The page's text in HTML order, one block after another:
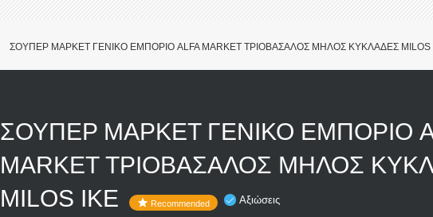
ΣΟΥΠΕΡ ΜΑΡΚΕΤ ΓΕΝΙΚΟ ΕΜΠΟΡΙΟ ALFA MARKET ΤΡΙΟΒΑΣΑΛΟΣ ΜΗΛΟΣ ΚΥΚΛΑΔΕΣ MILOS
ΣΟΥΠΕΡ ΜΑΡΚΕΤ ΓΕΝΙΚΟ ΕΜΠΟΡΙΟ
MARKET ΤΡΙΟΒΑΣΑΛΟΣ ΜΗΛΟΣ
MILOS IKE
Recommended Αξιώσεις